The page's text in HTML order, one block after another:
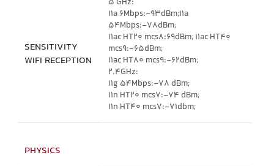
SENSITIVITY
WIFI RECEPTION
5 GHz:
11a 6Mbps:-93dBm;11a
54Mbps:-78dBm;
11ac HT20 mcs8:69dBm; 11ac HT40
mcs9:-65dBm;
11ac HT80 mcs9:-62dBm;
2.4GHz:
11g 54Mbps:-78 dBm;
11n HT20 mcs7:-74 dBm;
11n HT40 mcs7:-71dbm;
PHYSICS